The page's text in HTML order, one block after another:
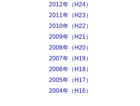
2012年（H24）
2011年（H23）
2010年（H22）
2009年（H21）
2008年（H20）
2007年（H19）
2006年（H18）
2005年（H17）
2004年（H16）